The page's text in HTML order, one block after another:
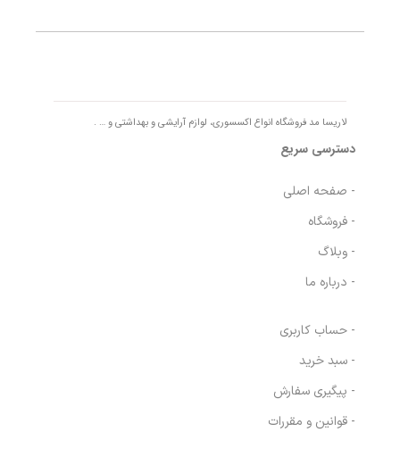
لاریسا مد فروشگاه انواع اکسسوری، لوازم آرایشی و بهداشتی و … .
دسترسی سریع
- صفحه اصلی
- فروشگاه
- وبلاگ
- درباره ما
- حساب کاربری
- سبد خرید
- پیگیری سفارش
- قوانین و مقررات